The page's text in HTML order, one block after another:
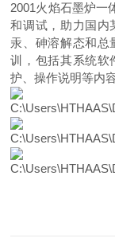
2001火焰石墨炉一
和调试，助力国内
汞、砷溶解态和总
训，包括其系统软
护、操作说明等内容